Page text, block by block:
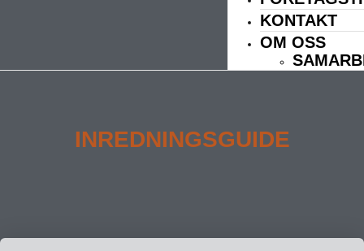
KONTAKT
OM OSS
INREDNINGSGUIDE